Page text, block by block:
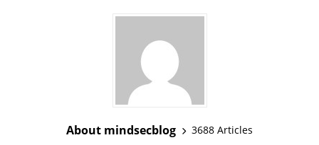
About mindsecblog
3688 Articles